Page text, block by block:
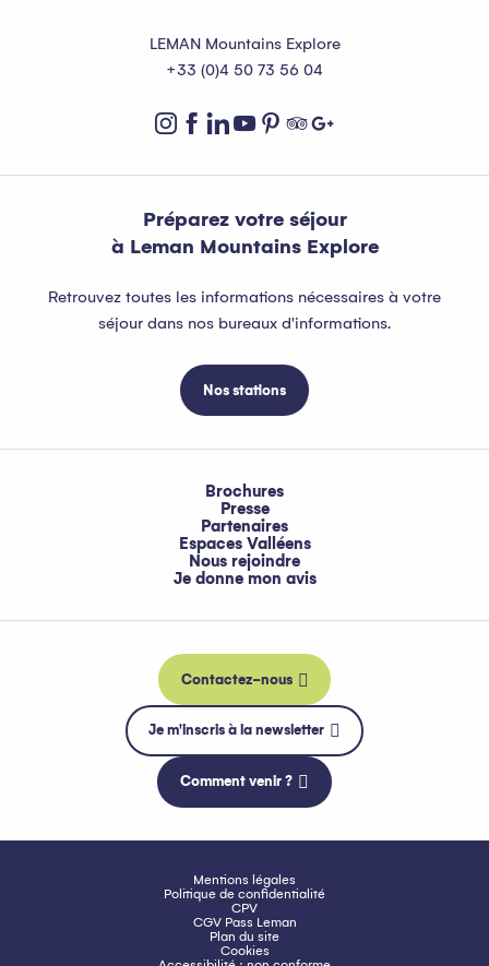
LEMAN Mountains Explore
+33 (0)4 50 73 56 04
Préparez votre séjour
à Leman Mountains Explore
Retrouvez toutes les informations nécessaires à votre
séjour dans nos bureaux d'informations.
Nos stations
Brochures
Presse
Partenaires
Espaces Valléens
Nous rejoindre
Je donne mon avis
Contactez-nous
Je m'inscris à la newsletter
Comment venir ?
Mentions légales
Politique de confidentialité
CPV
CGV Pass Leman
Plan du site
Cookies